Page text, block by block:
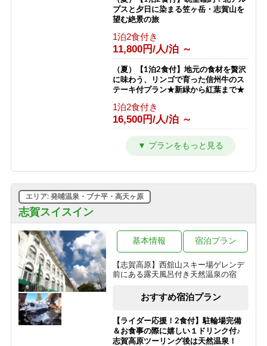
【東館】【夕朝食付】連泊プラン / 焼
フト券無料♪
1泊2食付き
23,511円/人/泊 ～
【南館】【室料】バリューレート / 焼
フト券無料♪
素泊まり
7,763円/人/泊 ～
焼額山スキー場が目の前！小学生まで
朝食のみ
【南館】【夕朝食付】バリューレート/
焼額山スキー場が目の前！小学生まで
リフト券無料♪
1泊2食付き
17,763円/人/泊 ～
【南館】【室料】連泊プラン / 焼額山
券無料♪
素泊まり
プスと夕日に染まる笠ヶ岳・志賀山を
望む絶景の旅
1泊2食付き
11,800円/人/泊 ～
（夏）【1泊2食付】地元の食材を贅沢
に味わう、リンゴで育った信州牛のス
テーキ付プラン★新緑から紅葉まで★
1泊2食付き
16,500円/人/泊 ～
（夏）【1泊2食付】スタンダードプラ
ン 満点の星空とトレッキングと温泉
10,800円/人/泊 ～
由気ままプラン
夕食のみ
10,500円/人/泊 ～
（夏）【素泊まり】星空の下でリフレ
ッシュ！青葉が美しい高原で過ごす気
ままな休日
素泊まり
9,000円/人/泊 ～
志賀スイスイン
エリア: 発哺温泉・ブナ平・高天ヶ原
【志賀高原】西舘山スキー場ゲレンデ
前にある露天風呂付き天然温泉の宿
基本情報 宿泊プラン
おすすめ宿泊プラン
【ライダー応援！2食付】駐輪場完備
＆お食事の際に嬉しい１ドリンク付♪
志賀高原ツーリング後は天然温泉！